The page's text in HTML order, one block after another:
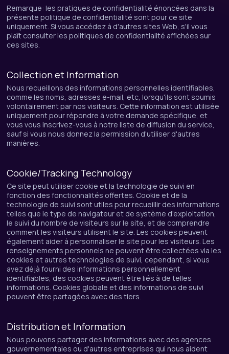
Remarque: les pratiques de confidentialité énoncées dans la
présente politique de confidentialité sont pour ce site
uniquement. Si vous accédez à d'autres sites Web, s'il vous
plaît consulter les politiques de confidentialité affichées sur
ces sites.
Collection et Information
Nous recueillons des informations personnelles identifiables,
comme les noms, adresses e-mail, etc, lorsqu'ils sont soumis
volontairement par nos visiteurs. Cette information est utilisée
uniquement pour répondre à votre demande spécifique, et
vous vous inscrivez-vous à notre liste de diffusion du service,
sauf si vous nous donnez la permission d'utiliser d'autres
manières.
Cookie/Tracking Technology
Ce site peut utiliser cookie et la technologie de suivi en
fonction des fonctionnalités offertes. Cookie et de la
technologie de suivi sont utiles pour recueillir des informations
telles que le type de navigateur et de système d'exploitation,
le suivi du nombre de visiteurs sur le site, et de comprendre
comment les visiteurs utilisent le site. Les cookies peuvent
également aider à personnaliser le site pour les visiteurs. Les
renseignements personnels ne peuvent être collectées via les
cookies et autres technologies de suivi, cependant, si vous
avez déjà fourni des informations personnellement
identifiables, des cookies peuvent être liés à de telles
informations. Cookies globale et des informations de suivi
peuvent être partagées avec des tiers.
Distribution et Information
Nous pouvons partager des informations avec des agences
gouvernementales ou d'autres entreprises qui nous aident